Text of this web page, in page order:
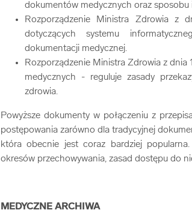
dokumentów medycznych oraz sposobu
Rozporządzenie Ministra Zdrowia z
dotyczących systemu
dokumentacji medycznej.
Rozporządzenie Ministra Zdrowia z
medycznych - reguluje zasady
zdrowia.
Powyższe dokumenty w połączeniu z
postępowania zarówno dla tradycyjnej
która obecnie jest coraz bardziej
okresów przechowywania, zasad dostępu do
MEDYCZNE ARCHIWA